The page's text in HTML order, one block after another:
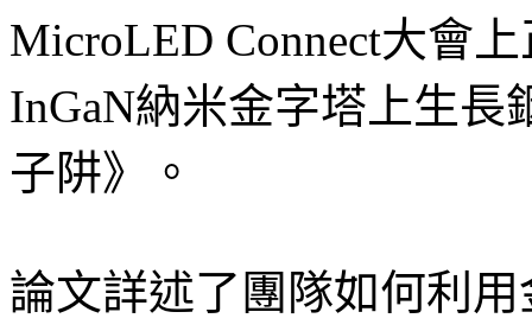
MicroLED Connect大會
InGaN納米金字塔上生長
子阱》。
論文詳述了團隊如何利